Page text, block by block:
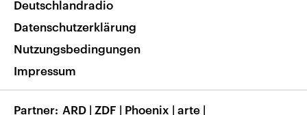
Frequenzen
Veranstaltungen
Musikliste
RSS
Barrierefreiheit
Deutschlandradio
Datenschutzerklärung
Nutzungsbedingungen
Impressum
Partner ARD | ZDF | Phoenix | arte |